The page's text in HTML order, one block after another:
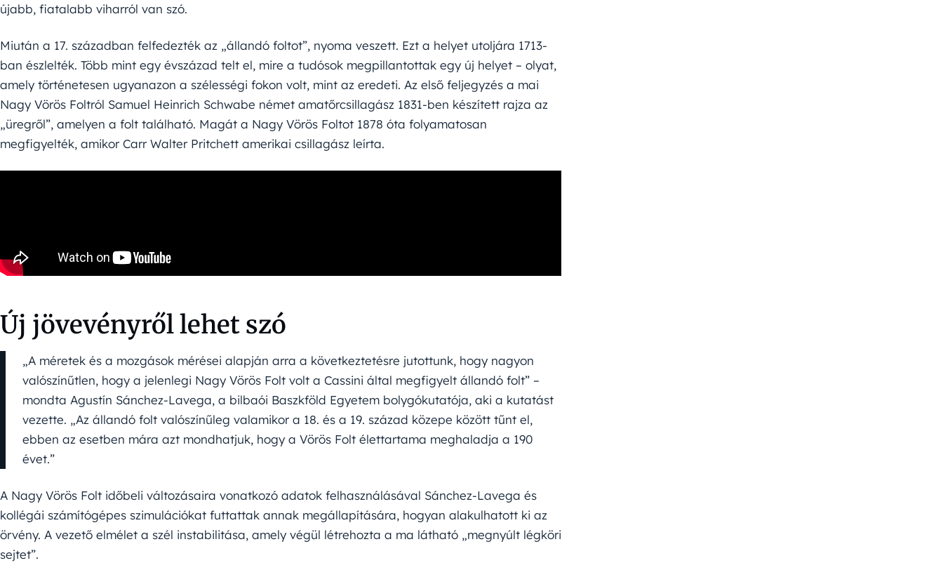
újabb, fiatalabb viharról van szó.
Miután a 17. században felfedezték az „állandó foltot”, nyoma veszett. Ezt a helyet utoljára 1713-
ban észlelték. Több mint egy évszázad telt el, mire a tudósok megpillantottak egy új helyet – olyat,
amely történetesen ugyanazon a szélességi fokon volt, mint az eredeti. Az első feljegyzés a mai
Nagy Vörös Foltról Samuel Heinrich Schwabe német amatőrcsillagász 1831-ben készített rajza az
„üregről”, amelyen a folt található. Magát a Nagy Vörös Foltot 1878 óta folyamatosan
megfigyelték, amikor Carr Walter Pritchett amerikai csillagász leírta.
Új jövevényről lehet szó
„A méretek és a mozgások mérései alapján arra a következtetésre jutottunk, hogy nagyon
valószínűtlen, hogy a jelenlegi Nagy Vörös Folt volt a Cassini által megfigyelt állandó folt” –
mondta Agustín Sánchez-Lavega, a bilbaói Baszkföld Egyetem bolygókutatója, aki a kutatást
vezette. „Az állandó folt valószínűleg valamikor a 18. és a 19. század közepe között tűnt el,
ebben az esetben mára azt mondhatjuk, hogy a Vörös Folt élettartama meghaladja a 190
évet.”
A Nagy Vörös Folt időbeli változásaira vonatkozó adatok felhasználásával Sánchez-Lavega és
kollégái számítógépes szimulációkat futtattak annak megállapítására, hogyan alakulhatott ki az
örvény. A vezető elmélet a szél instabilitása, amely végül létrehozta a ma látható „megnyúlt légköri
sejtet”.